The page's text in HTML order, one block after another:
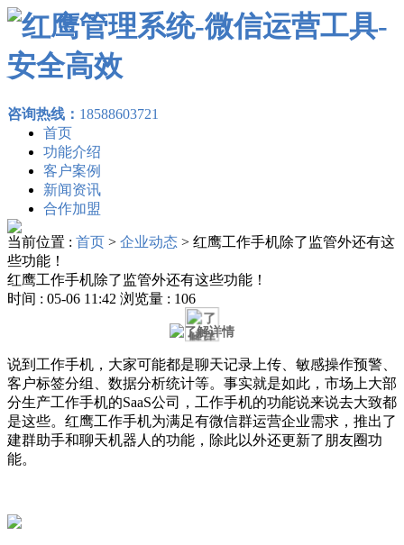
咨询热线： 18588603721
首页
功能介绍
客户案例
新闻资讯
合作加盟
当前位置 : 首页 > 企业动态 > 红鹰工作手机除了监管外还有这
些功能！
红鹰工作手机除了监管外还有这些功能！
时间 : 05-06 11:42 浏览量 : 106
说到工作手机，大家可能都是聊天记录上传、敏感操作预警、
客户标签分组、数据分析统计等。事实就是如此，市场上大部
分生产工作手机的SaaS公司，工作手机的功能说来说去大致都
是这些。红鹰工作手机为满足有微信群运营企业需求，推出了
建群助手和聊天机器人的功能，除此以外还更新了朋友圈功
能。